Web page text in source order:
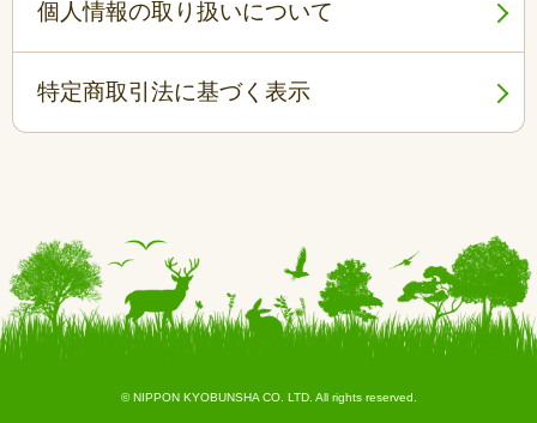
個人情報の取り扱いについて
特定商取引法に基づく表示
© NIPPON KYOBUNSHA CO. LTD. All rights reserved.